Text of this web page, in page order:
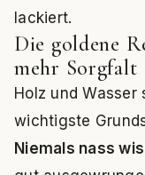
lackiert.
Die goldene
mehr Sorgfalt
Holz und Wasser
wichtigste
Niemals nass